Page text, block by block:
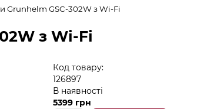
Grunhelm GSC-302W з Wi-Fi
з Wi-Fi
Код товару:
126897
В наявності
5399 грн